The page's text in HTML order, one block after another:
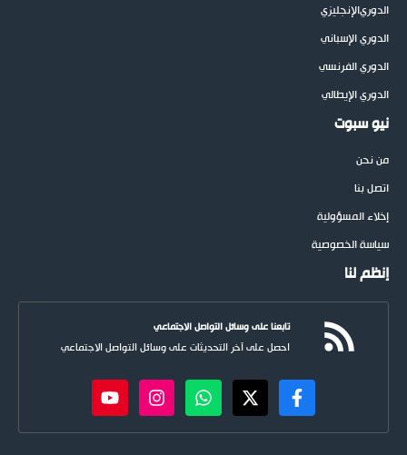
الدوريالإنجليزي
الدوري الإسباني
الدوري الفرنسي
الدوري الإيطالي
نيو سبوت
من نحن
اتصل بنا
إخلاء المسؤولية
سياسة الخصوصية
إنظم لنا
تابعنا على وسائل التواصل الاجتماعي
احصل على آخر التحديثات على وسائل التواصل الاجتماعي